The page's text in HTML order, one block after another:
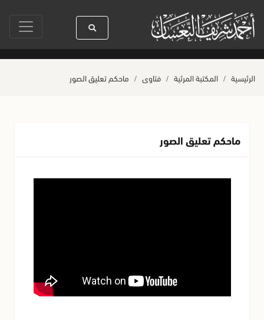
سيدنا رسول الله ﷺ كله رحمة صلاة آخر أربعاء من صفر حياة
الرئيسية المكتبة المرئية فتاوى ماحكم تعليق الصور
ماحكم تعليق الصور